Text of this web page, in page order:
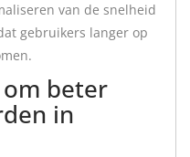
van de snelheid
gebruikers langer op
om beter
in